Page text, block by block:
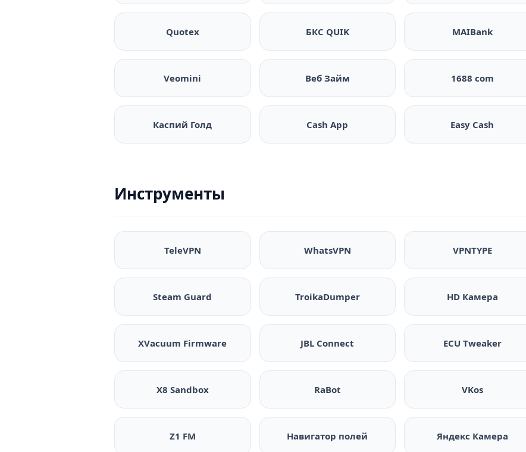
Quotex БКС QUIK MAIBank
Veomini Веб Займ 1688 com
Каспий Голд Cash App Easy Cash
Инструменты
TeleVPN WhatsVPN VPNTYPE
Steam Guard TroikaDumper HD Камера
XVacuum Firmware JBL Connect ECU Tweaker
X8 Sandbox RaBot VKos
Z1 FM Навигатор полей Яндекс Камера